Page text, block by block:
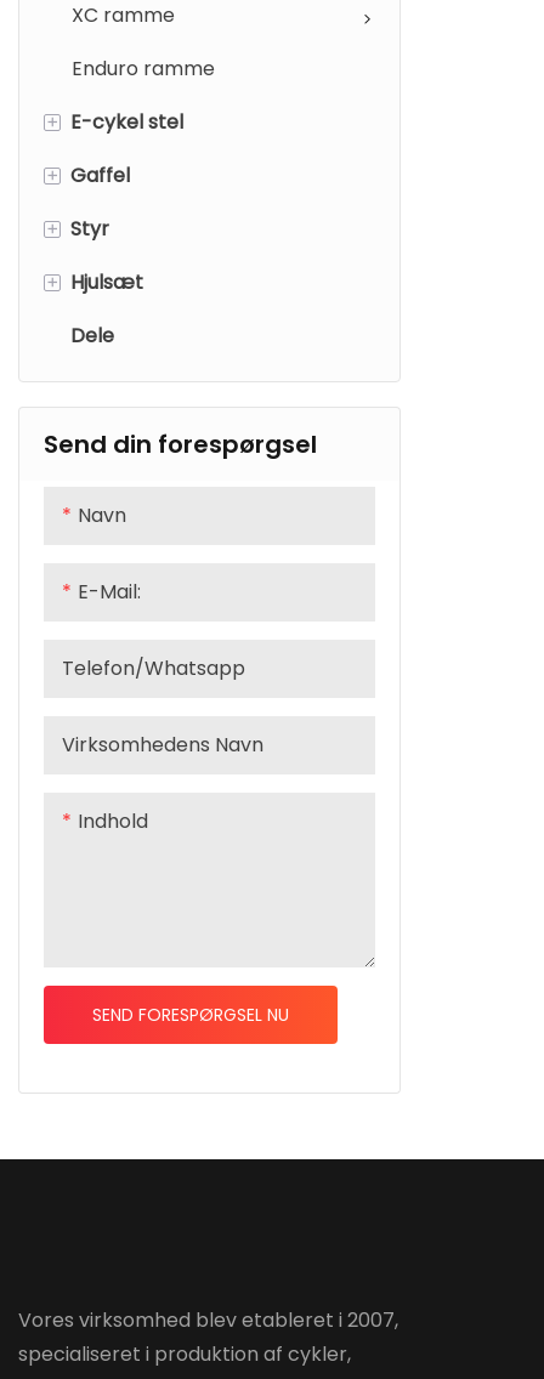
XC ramme
Enduro ramme
+ E-cykel stel
Road E-cykel stel
Elektrisk mountainbike stel
Grus E-cykelstel
+ Gaffel
Vejgaffel
MTB gaffel
Grusgaffel
+ Styr
Vejstyr
MTB styr
+ Hjulsæt
MTB hjul
Vejhjul
Dele
Send din forespørgsel
Navn
E-Mail:
Telefon/whatsapp
Virksomhedens Navn
Indhold
SEND FORESPØRGSEL NU
Vores virksomhed blev etableret i 2007,
specialiseret i produktion af cykler,